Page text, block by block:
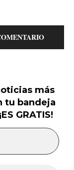
más
tu bandeja
GRATIS!